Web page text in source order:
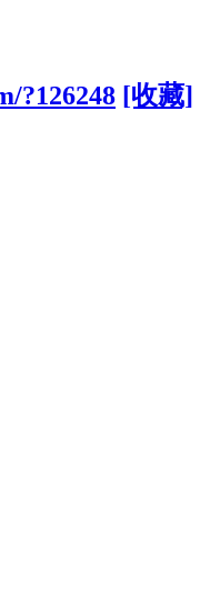
?126248 [收藏]